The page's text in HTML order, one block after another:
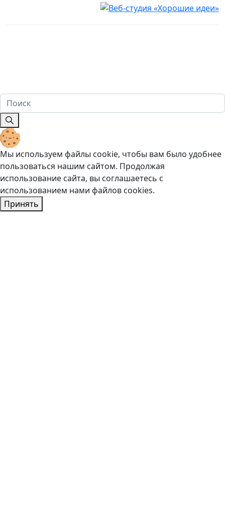
Мы используем файлы cookie, чтобы вам было удобнее
пользоваться нашим сайтом. Продолжая
использование сайта, вы соглашаетесь c
использованием нами файлов cookies.
Принять